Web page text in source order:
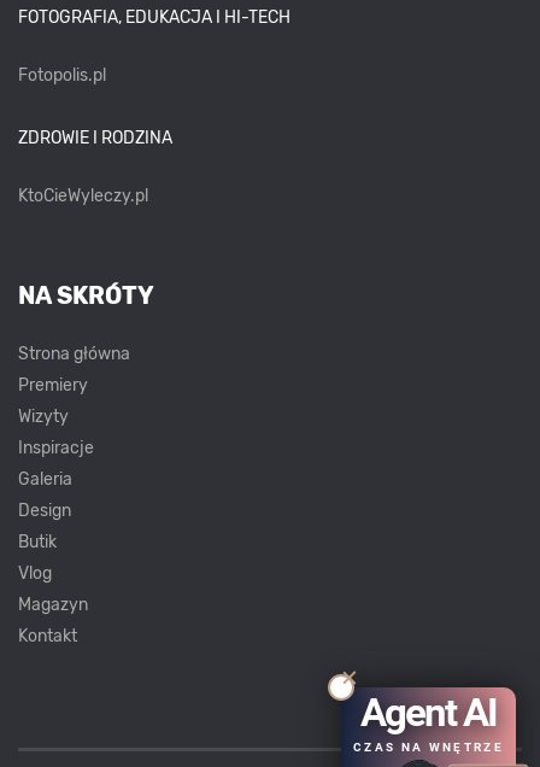
FOTOGRAFIA, EDUKACJA I HI-TECH
Fotopolis.pl
ZDROWIE I RODZINA
KtoCieWyleczy.pl
NA SKRÓTY
Strona główna
Premiery
Wizyty
Inspiracje
Galeria
Design
Butik
Vlog
Magazyn
Kontakt
Agent AI
CZAS NA WNĘTRZE